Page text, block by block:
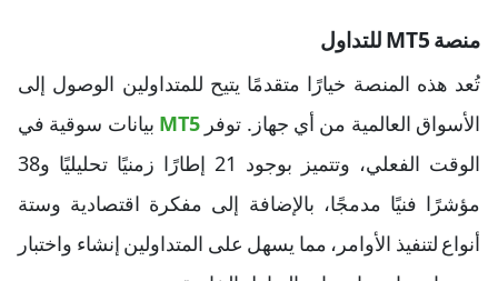
منصة MT5 للتداول
تُعد هذه المنصة خيارًا متقدمًا يتيح للمتداولين الوصول إلى
الأسواق العالمية من أي جهاز. توفر MT5 بيانات سوقية في
الوقت الفعلي، وتتميز بوجود 21 إطارًا زمنيًا تحليليًا و38
مؤشرًا فنيًا مدمجًا، بالإضافة إلى مفكرة اقتصادية وستة
أنواع لتنفيذ الأوامر، مما يسهل على المتداولين إنشاء واختبار